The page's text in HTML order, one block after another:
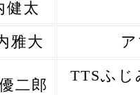
健太
雅大
二郎
TTSふ